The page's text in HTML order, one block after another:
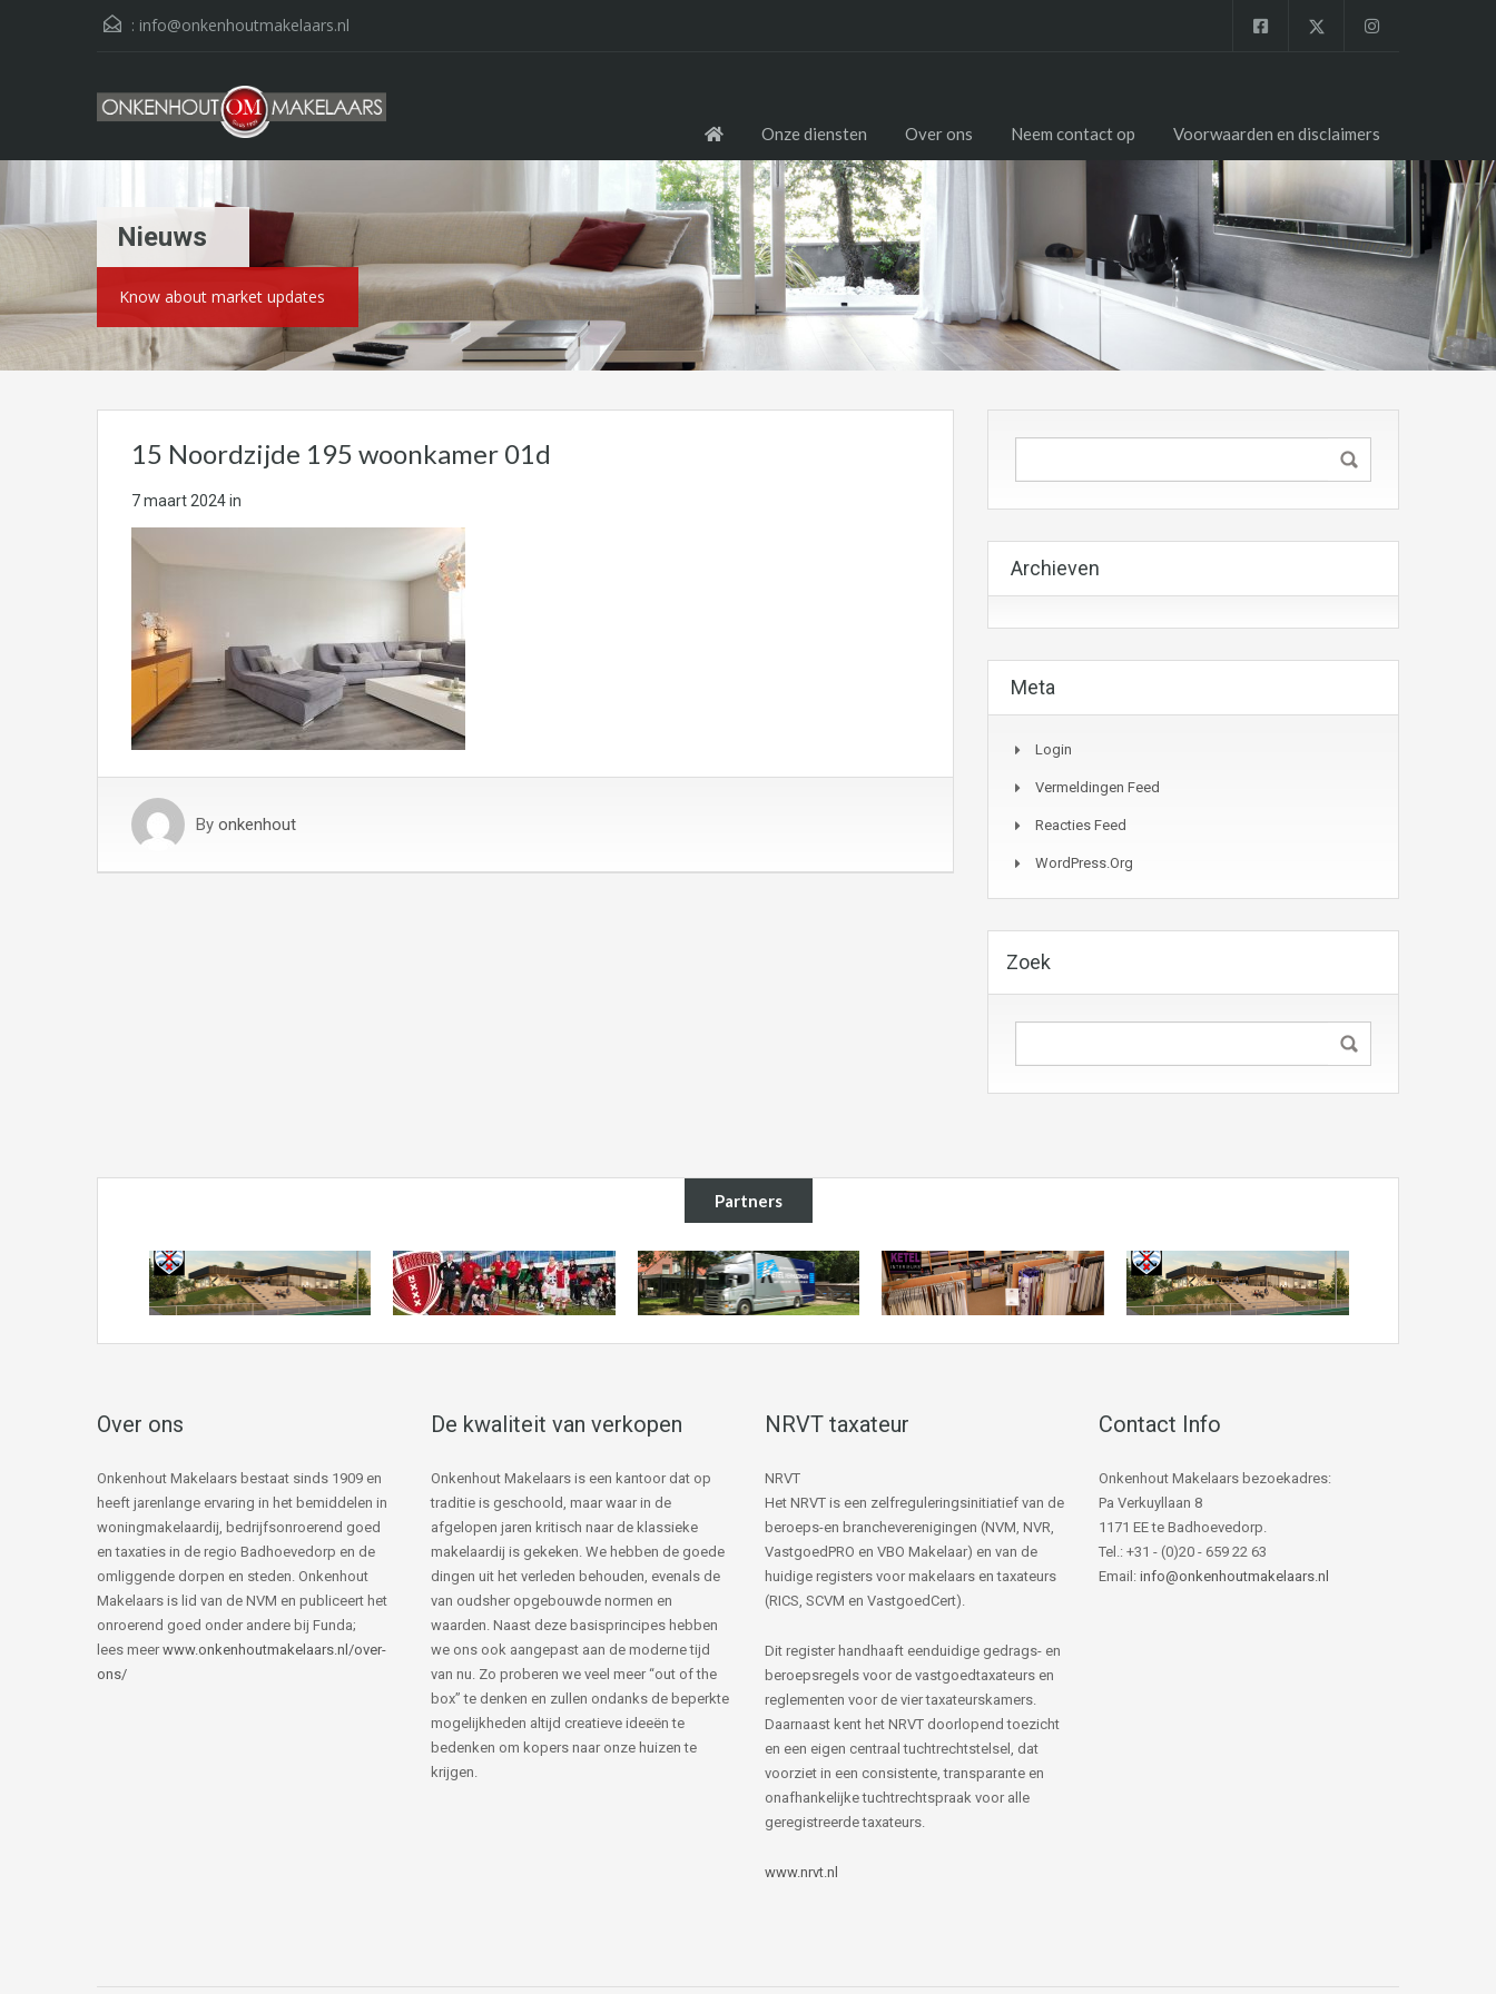
: info@onkenhoutmakelaars.nl
Onze diensten Over ons Neem contact op Voorwaarden en disclaimers
Nieuws
Know about market updates
15 Noordzijde 195 woonkamer 01d
7 maart 2024in
By onkenhout
Archieven
Meta
Login
Vermeldingen Feed
Reacties Feed
WordPress.org
Zoek
Partners
Over ons
Onkenhout Makelaars bestaat sinds 1909 en
heeft jarenlange ervaring in het bemiddelen in
woningmakelaardij, bedrijfsonroerend goed
en taxaties in de regio Badhoevedorp en de
omliggende dorpen en steden. Onkenhout
Makelaars is lid van de NVM en publiceert het
onroerend goed onder andere bij Funda;
lees meer www.onkenhoutmakelaars.nl/over-
ons/
De kwaliteit van verkopen
Onkenhout Makelaars is een kantoor dat op
traditie is geschoold, maar waar in de
afgelopen jaren kritisch naar de klassieke
makelaardij is gekeken. We hebben de goede
dingen uit het verleden behouden, evenals de
van oudsher opgebouwde normen en
waarden. Naast deze basisprincipes hebben
we ons ook aangepast aan de moderne tijd
van nu. Zo proberen we veel meer “out of the
box” te denken en zullen ondanks de beperkte
mogelijkheden altijd creatieve ideeën te
bedenken om kopers naar onze huizen te
krijgen.
NRVT taxateur
NRVT
Het NRVT is een zelfreguleringsinitiatief van de
beroeps-en brancheverenigingen (NVM, NVR,
VastgoedPRO en VBO Makelaar) en van de
huidige registers voor makelaars en taxateurs
(RICS, SCVM en VastgoedCert).
Dit register handhaaft eenduidige gedrags- en
beroepsregels voor de vastgoedtaxateurs en
reglementen voor de vier taxateurskamers.
Daarnaast kent het NRVT doorlopend toezicht
en een eigen centraal tuchtrechtstelsel, dat
voorziet in een consistente, transparante en
onafhankelijke tuchtrechtspraak voor alle
geregistreerde taxateurs.
www.nrvt.nl
Contact Info
Onkenhout Makelaars bezoekadres:
Pa Verkuyllaan 8
1171 EE te Badhoevedorp.
Tel.: +31 - (0)20 - 659 22 63
Email: info@onkenhoutmakelaars.nl